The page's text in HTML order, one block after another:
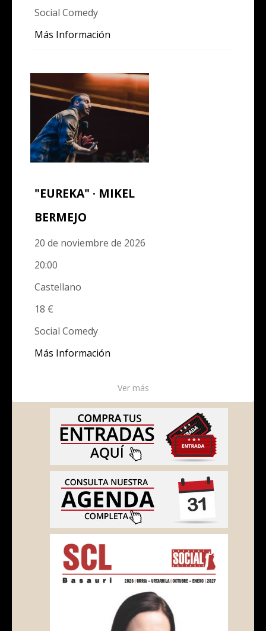
Social Comedy
Más Información
"EUREKA" · MIKEL
BERMEJO
20 de noviembre de 2026
20:00
Castellano
18 €
Social Comedy
Más Información